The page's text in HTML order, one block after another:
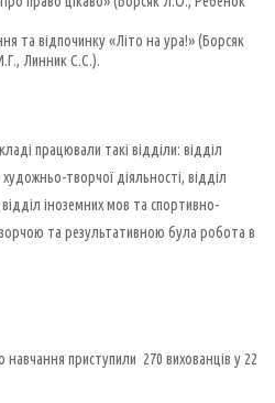
та відпочинку «Літо на ура!» (Борсяк
Линник С.С.).
працювали такі відділи: відділ
творчої діяльності, відділ
іноземних мов та спортивно-
та результативною була робота в
приступили 270 вихованців у 22